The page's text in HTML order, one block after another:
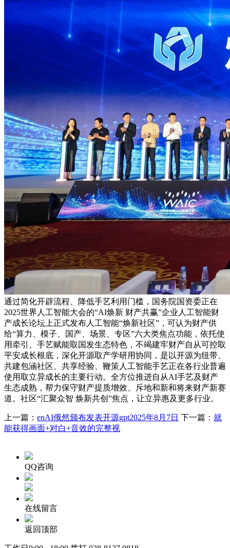
通过简化开辟流程、降低手艺利用门槛，国务院国资委正在
2025世界人工智能大会的“AI焕新 财产共赢”企业人工智能财
产成长论坛上正式发布人工智能“焕新社区”，可认为财产供
给“算力、模子、国产、场景、专区”六大类焦点功能，依托使
用牵引、手艺赋能取国发生态特色，不竭建牢财产自从可控取
平安成长根底，深化开源取产学研用协同，是以开源为纽带、
共建包涵社区、共享经验、鞭策人工智能手艺正在各行业普遍
使用取立异成长的主要行动。全方位推进自从AI手艺及财产
生态成熟，帮力保守财产提质增效、斥地和新和将来财产新赛
道。社区“汇聚众智 焕新共创”焦点，让立异惠及更多行业。
上一篇： enAI俄然颁布发表开源gpt2025年8月7日 下一篇： 就
能获得画面+对白+音效的完整视
QQ咨询
在线留言
返回顶部